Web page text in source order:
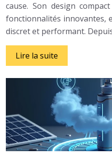
cause. Son design
fonctionnalités innovantes,
discret et performant.
Lire la suite